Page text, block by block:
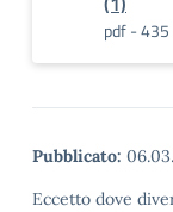
pdf - 435
Pubblicato:
Eccetto dove